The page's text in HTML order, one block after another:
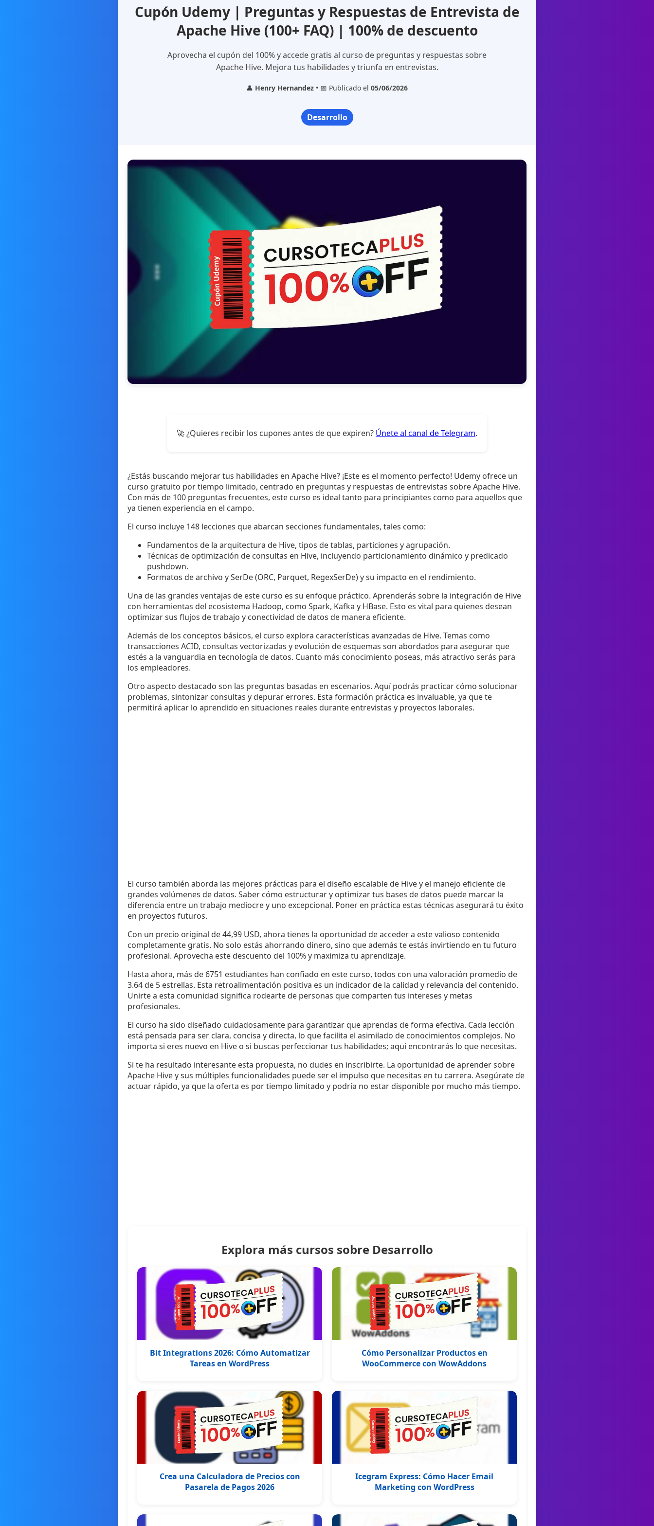
Cupón Udemy | Preguntas y Respuestas de Entrevista de
Apache Hive (100+ FAQ) | 100% de descuento
Aprovecha el cupón del 100% y accede gratis al curso de preguntas y respuestas sobre
Apache Hive. Mejora tus habilidades y triunfa en entrevistas.
👤 Henry Hernandez • 📅 Publicado el 05/06/2026
Desarrollo
🚀 ¿Quieres recibir los cupones antes de que expiren? Únete al canal de Telegram.
¿Estás buscando mejorar tus habilidades en Apache Hive? ¡Este es el momento perfecto! Udemy ofrece un
curso gratuito por tiempo limitado, centrado en preguntas y respuestas de entrevistas sobre Apache Hive.
Con más de 100 preguntas frecuentes, este curso es ideal tanto para principiantes como para aquellos que
ya tienen experiencia en el campo.
El curso incluye 148 lecciones que abarcan secciones fundamentales, tales como:
Fundamentos de la arquitectura de Hive, tipos de tablas, particiones y agrupación.
Técnicas de optimización de consultas en Hive, incluyendo particionamiento dinámico y predicado
pushdown.
Formatos de archivo y SerDe (ORC, Parquet, RegexSerDe) y su impacto en el rendimiento.
Una de las grandes ventajas de este curso es su enfoque práctico. Aprenderás sobre la integración de Hive
con herramientas del ecosistema Hadoop, como Spark, Kafka y HBase. Esto es vital para quienes desean
optimizar sus flujos de trabajo y conectividad de datos de manera eficiente.
Además de los conceptos básicos, el curso explora características avanzadas de Hive. Temas como
transacciones ACID, consultas vectorizadas y evolución de esquemas son abordados para asegurar que
estés a la vanguardia en tecnología de datos. Cuanto más conocimiento poseas, más atractivo serás para
los empleadores.
Otro aspecto destacado son las preguntas basadas en escenarios. Aquí podrás practicar cómo solucionar
problemas, sintonizar consultas y depurar errores. Esta formación práctica es invaluable, ya que te
permitirá aplicar lo aprendido en situaciones reales durante entrevistas y proyectos laborales.
El curso también aborda las mejores prácticas para el diseño escalable de Hive y el manejo eficiente de
grandes volúmenes de datos. Saber cómo estructurar y optimizar tus bases de datos puede marcar la
diferencia entre un trabajo mediocre y uno excepcional. Poner en práctica estas técnicas asegurará tu éxito
en proyectos futuros.
Con un precio original de 44,99 USD, ahora tienes la oportunidad de acceder a este valioso contenido
completamente gratis. No solo estás ahorrando dinero, sino que además te estás invirtiendo en tu futuro
profesional. Aprovecha este descuento del 100% y maximiza tu aprendizaje.
Hasta ahora, más de 6751 estudiantes han confiado en este curso, todos con una valoración promedio de
3.64 de 5 estrellas. Esta retroalimentación positiva es un indicador de la calidad y relevancia del contenido.
Unirte a esta comunidad significa rodearte de personas que comparten tus intereses y metas
profesionales.
El curso ha sido diseñado cuidadosamente para garantizar que aprendas de forma efectiva. Cada lección
está pensada para ser clara, concisa y directa, lo que facilita el asimilado de conocimientos complejos. No
importa si eres nuevo en Hive o si buscas perfeccionar tus habilidades; aquí encontrarás lo que necesitas.
Si te ha resultado interesante esta propuesta, no dudes en inscribirte. La oportunidad de aprender sobre
Apache Hive y sus múltiples funcionalidades puede ser el impulso que necesitas en tu carrera. Asegúrate de
actuar rápido, ya que la oferta es por tiempo limitado y podría no estar disponible por mucho más tiempo.
Explora más cursos sobre Desarrollo
Bit Integrations 2026: Cómo Automatizar
Tareas en WordPress
Cómo Personalizar Productos en
WooCommerce con WowAddons
Crea una Calculadora de Precios con
Pasarela de Pagos 2026
Icegram Express: Cómo Hacer Email
Marketing con WordPress